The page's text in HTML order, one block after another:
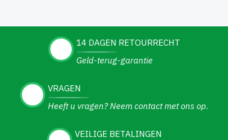
14 DAGEN RETOURRECHT
Geld-terug-garantie
VRAGEN
Heeft u vragen? Neem contact met ons op.
VEILIGE BETALINGEN